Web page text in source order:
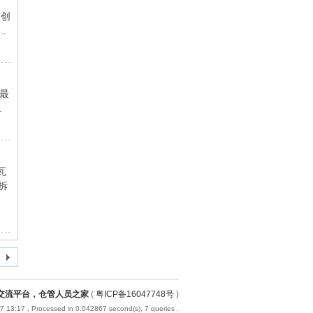
流平台，仓管人员之家 ( 粤ICP备16047748号 )
13:17 , Processed in 0.042867 second(s), 7 queries .